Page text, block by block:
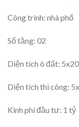
Công trình: nhà phố
Số tầng: 02
Diện tích ô đất:
Diện tích thi công:
Kinh phí đầu tư: 1 tỷ